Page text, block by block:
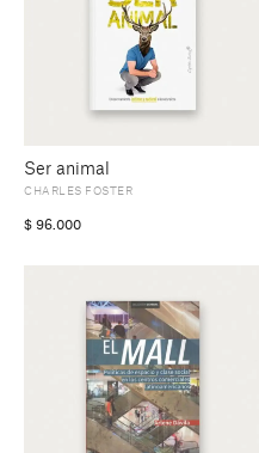
Ser animal
CHARLES FOSTER
$ 96.000